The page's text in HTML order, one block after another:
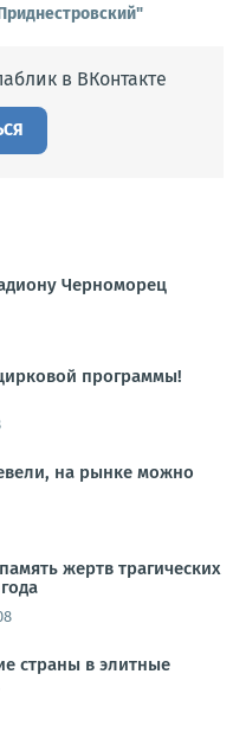
в ВКонтакте
Черноморец
программы!
на рынке можно
жертв трагических
страны в элитные